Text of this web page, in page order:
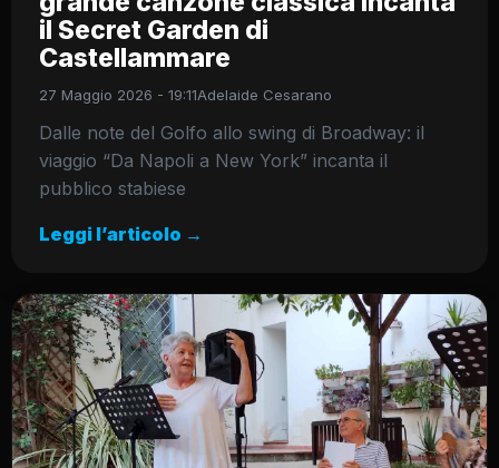
il Secret Garden di
Castellammare
27 Maggio 2026 - 19:11Adelaide Cesarano
Dalle note del Golfo allo swing di Broadway: il
viaggio “Da Napoli a New York” incanta il
pubblico stabiese
Leggi l’articolo →